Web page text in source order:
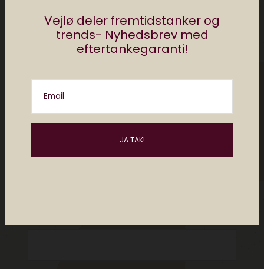
Vejlø deler fremtidstanker og
trends- Nyhedsbrev med
eftertankegaranti!
Email